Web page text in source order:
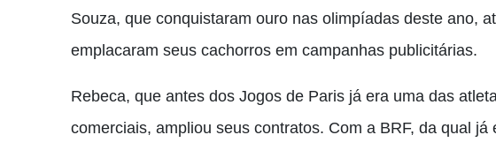
Souza, que conquistaram ouro nas olimpíadas deste ano,
emplacaram seus cachorros em campanhas publicitárias.
Rebeca, que antes dos Jogos de Paris já era uma das
comerciais, ampliou seus contratos. Com a BRF, da qual